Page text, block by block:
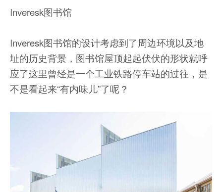
Inveresk图书馆
Inveresk图书馆的设计考虑到了周边环境以及地
址的历史背景，图书馆屋顶起起伏伏的形状就呼
应了这里曾经是一个工业铁路停车站的过往，是
不是看起来“有内味儿”了呢？